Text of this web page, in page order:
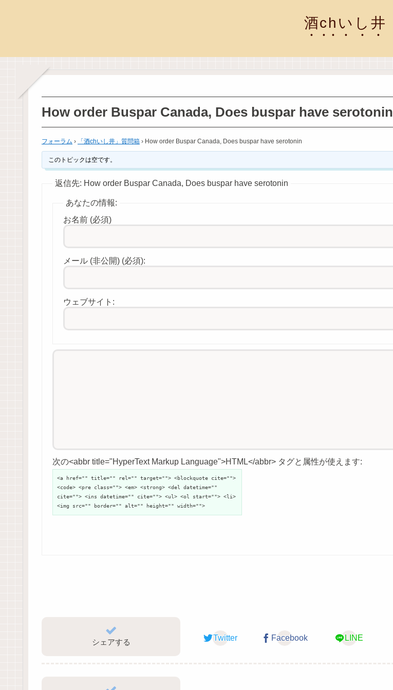
酒chいし井
How order Buspar Canada, Does buspar have serotonin
フォーラム › 「酒chいし井」質問箱 › How order Buspar Canada, Does buspar have serotonin
このトピックは空です。
返信先: How order Buspar Canada, Does buspar have serotonin
あなたの情報:
お名前 (必須)
メール (非公開) (必須):
ウェブサイト:
次の<abbr title="HyperText Markup Language">HTML</abbr> タグと属性が使えます:
<a href="" title="" rel="" target=""> <blockquote cite="">
<code> <pre class=""> <em> <strong> <del datetime=""
cite=""> <ins datetime="" cite=""> <ul> <ol start=""> <li>
<img src="" border="" alt="" height="" width="">
シェアする Twitter Facebook LINE